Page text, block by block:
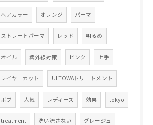
ヘアカラー オレンジ パーマ
ストレートパーマ レッド 明るめ
オイル 紫外線対策 ピンク 上手
レイヤーカット ULTOWAトリートメント
ボブ 人気 レディース 効果 tokyo
treatment 洗い流さない グレージュ